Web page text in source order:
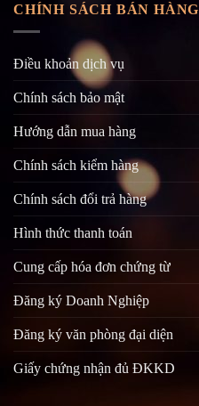
CHÍNH SÁCH BÁN HÀNG
Điều khoản dịch vụ
Chính sách bảo mật
Hướng dẫn mua hàng
Chính sách kiểm hàng
Chính sách đổi trả hàng
Hình thức thanh toán
Cung cấp hóa đơn chứng từ
Đăng ký Doanh Nghiệp
Đăng ký văn phòng đại diện
Giấy chứng nhận đủ ĐKKD